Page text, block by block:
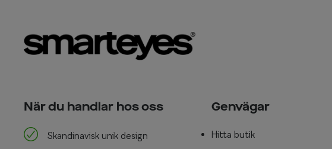
När du handlar hos oss
Skandinavisk unik design
Genvägar
Hitta butik